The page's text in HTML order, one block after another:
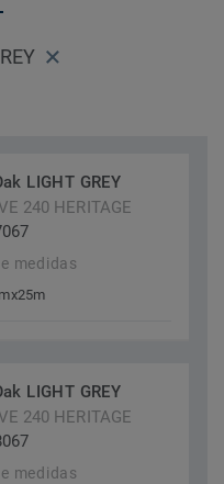
LIGHT GREY
240 HERITAGE
medidas
LIGHT GREY
240 HERITAGE
medidas